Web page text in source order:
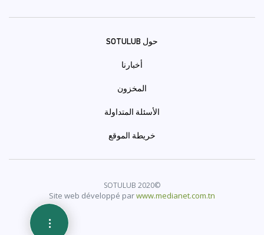
حول SOTULUB
أخبارنا
المخزون
الأسئلة المتداولة
خريطة الموقع
©SOTULUB 2020
Site web développé parwww.medianet.com.tn